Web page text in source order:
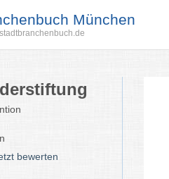
München
bewerten